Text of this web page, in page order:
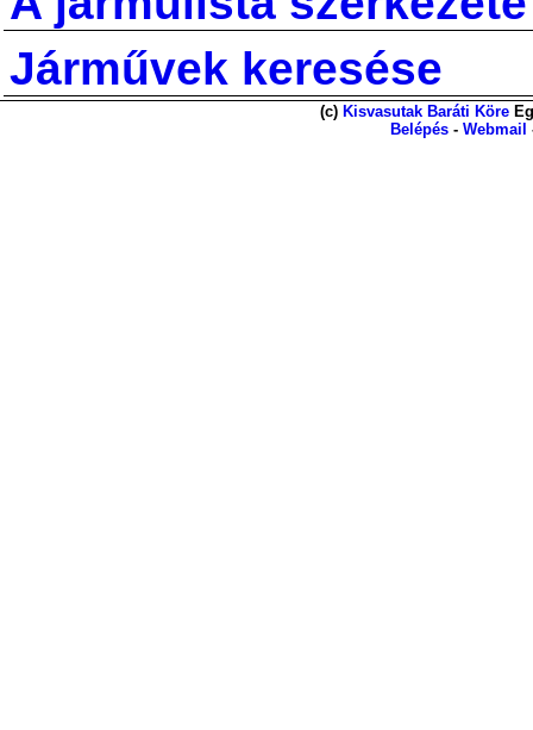
Járművek keresése
(c) Kisvasutak Baráti Köre
Belépés - Webmail